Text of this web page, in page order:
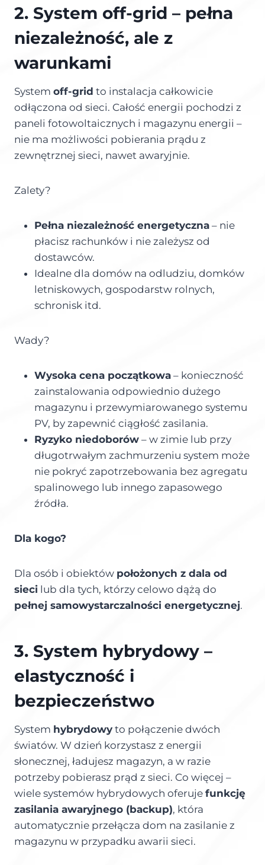
2. System off-grid – pełna
niezależność, ale z
warunkami
System off-grid to instalacja całkowicie
odłączona od sieci. Całość energii pochodzi z
paneli fotowoltaicznych i magazynu energii –
nie ma możliwości pobierania prądu z
zewnętrznej sieci, nawet awaryjnie.
Zalety?
Pełna niezależność energetyczna – nie
płacisz rachunków i nie zależysz od
dostawców.
Idealne dla domów na odludziu, domków
letniskowych, gospodarstw rolnych,
schronisk itd.
Wady?
Wysoka cena początkowa – konieczność
zainstalowania odpowiednio dużego
magazynu i przewymiarowanego systemu
PV, by zapewnić ciągłość zasilania.
Ryzyko niedoborów – w zimie lub przy
długotrwałym zachmurzeniu system może
nie pokryć zapotrzebowania bez agregatu
spalinowego lub innego zapasowego
źródła.
Dla kogo?
Dla osób i obiektów położonych z dala od
sieci lub dla tych, którzy celowo dążą do
pełnej samowystarczalności energetycznej.
3. System hybrydowy –
elastyczność i
bezpieczeństwo
System hybrydowy to połączenie dwóch
światów. W dzień korzystasz z energii
słonecznej, ładujesz magazyn, a w razie
potrzeby pobierasz prąd z sieci. Co więcej –
wiele systemów hybrydowych oferuje funkcję
zasilania awaryjnego (backup), która
automatycznie przełącza dom na zasilanie z
magazynu w przypadku awarii sieci.